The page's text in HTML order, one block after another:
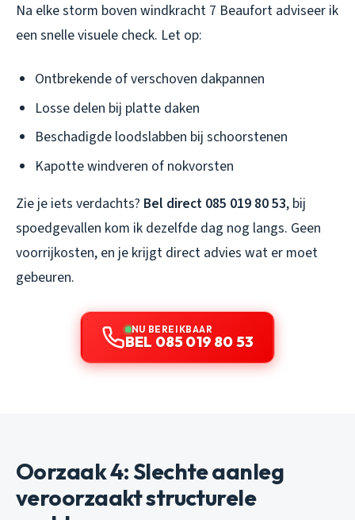
Na elke storm boven windkracht 7 Beaufort adviseer ik
een snelle visuele check. Let op:
Ontbrekende of verschoven dakpannen
Losse delen bij platte daken
Beschadigde loodslabben bij schoorstenen
Kapotte windveren of nokvorsten
Zie je iets verdachts? Bel direct 085 019 80 53, bij
spoedgevallen kom ik dezelfde dag nog langs. Geen
voorrijkosten, en je krijgt direct advies wat er moet
gebeuren.
NU BEREIKBAAR
BEL 085 019 80 53
Oorzaak 4: Slechte aanleg
veroorzaakt structurele